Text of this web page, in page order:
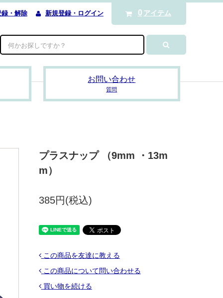
・解除 新規登録・ログイン 0 アイテム
お問い合わせ
質問
プラスナップ （9mm ・13m
m）
385円(税込)
この商品を友達に教える
この商品について問い合わせる
買い物を続ける